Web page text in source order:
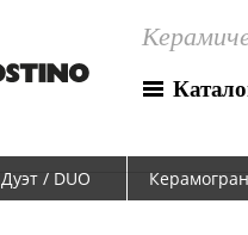
Дуэт / DUO